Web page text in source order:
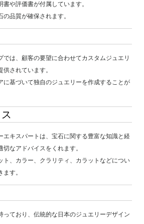
や評価書が付属しています。
品質が確保されます。
では、顧客の要望に合わせてカスタムジュエリ
されています。
に基づいて独自のジュエリーを作成することが
エキスパートは、宝石に関する豊富な知識と経
なアドバイスをくれます。
ト、カラー、クラリティ、カラットなどについ
す。
っており、伝統的な日本のジュエリーデザイン